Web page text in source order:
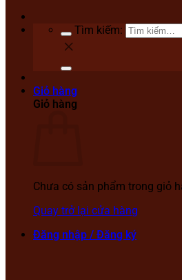
Tìm kiếm:
Giỏ hàng
Giỏ hàng
Chưa có sản phẩm trong giỏ
Quay trở lại cửa hàng
Đăng nhập / Đăng ký